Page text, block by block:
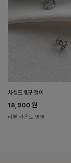
사셀드 링귀걸이
18,900 원
리뷰 카운트 영역